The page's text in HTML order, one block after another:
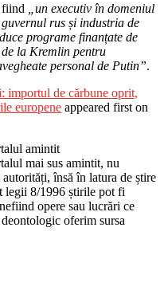
fiind
„un executiv în domeniul
rus și industria de
programe finanțate de
la Kremlin pentru
personal de Putin”.
importul de cărbune oprit,
europene appeared first on
amintit
mai sus amintit, nu
însă în latura de știre
legii 8/1996 știrile pot fi
opere sau lucrări ce
oferim sursa